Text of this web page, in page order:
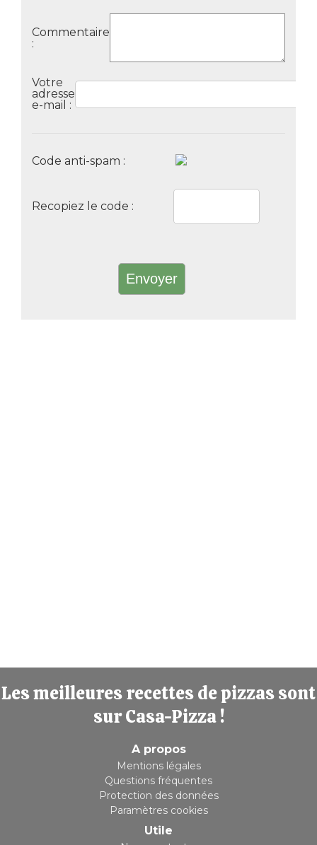
Commentaire
:
Votre
adresse
e-mail :
Code anti-spam :
Recopiez le code :
Les meilleures recettes de pizzas sont
sur Casa-Pizza !
A propos
Mentions légales
Questions fréquentes
Protection des données
Paramètres cookies
Utile